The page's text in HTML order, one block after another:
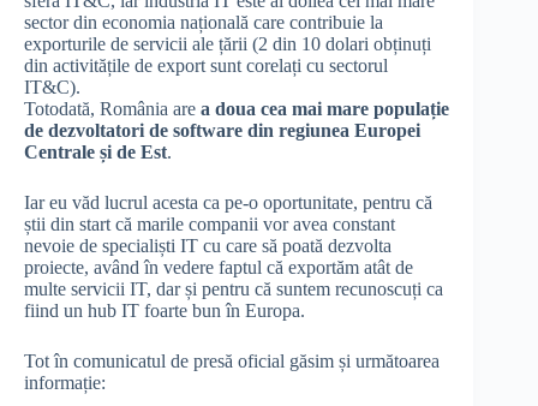
sector din economia națională care contribuie la
exporturile de servicii ale țării (2 din 10 dolari obținuți
din activitățile de export sunt corelați cu sectorul
IT&C).
Totodată, România are a doua cea mai mare populație
de dezvoltatori de software din regiunea Europei
Centrale și de Est.
Iar eu văd lucrul acesta ca pe-o oportunitate, pentru că
știi din start că marile companii vor avea constant
nevoie de specialiști IT cu care să poată dezvolta
proiecte, având în vedere faptul că exportăm atât de
multe servicii IT, dar și pentru că suntem recunoscuți ca
fiind un hub IT foarte bun în Europa.
Tot în comunicatul de presă oficial găsim și următoarea
informație: